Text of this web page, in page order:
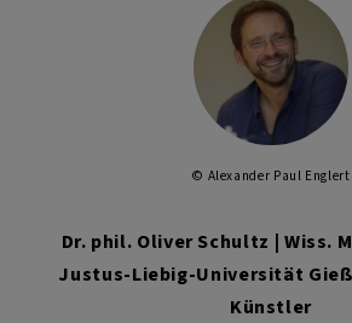
© Alexander Paul Englert
Dr. phil. Oliver Schultz | Wiss.
Justus-Liebig-Universität
Künstler